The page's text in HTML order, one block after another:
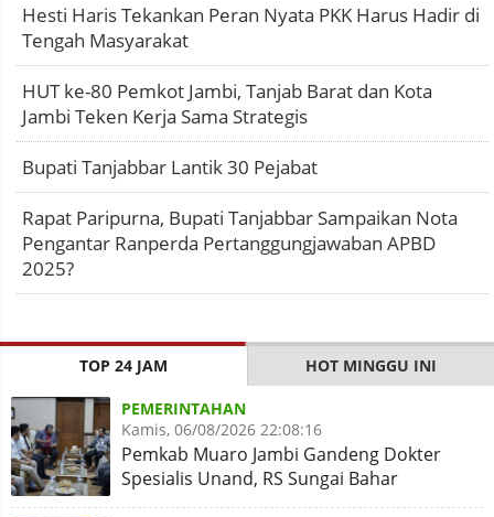
Hesti Haris Tekankan Peran Nyata PKK Harus Hadir di
Tengah Masyarakat
HUT ke-80 Pemkot Jambi, Tanjab Barat dan Kota
Jambi Teken Kerja Sama Strategis
Bupati Tanjabbar Lantik 30 Pejabat
Rapat Paripurna, Bupati Tanjabbar Sampaikan Nota
Pengantar Ranperda Pertanggungjawaban APBD
2025?
TOP 24 JAM HOT MINGGU INI
PEMERINTAHAN
Kamis, 06/08/2026 22:08:16
Pemkab Muaro Jambi Gandeng Dokter
Spesialis Unand, RS Sungai Bahar
Disiapkan Naik Kelas